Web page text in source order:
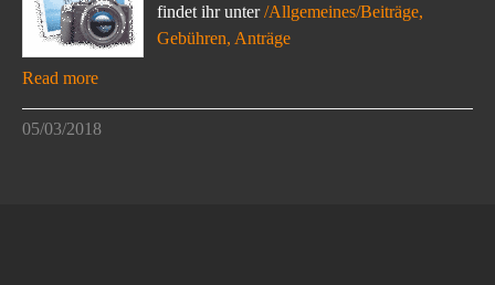
findet ihr unter/Allgemeines/Beiträge,
Gebühren, Anträge
Read more
05/03/2018